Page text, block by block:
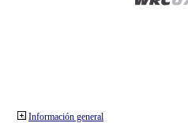
Información general